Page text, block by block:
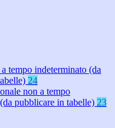
tempo indeterminato (da
24
non a tempo
pubblicare in tabelle) 23